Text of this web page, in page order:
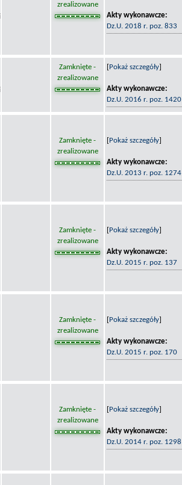
zrealizowane
Akty wykonawcze:
Dz.U. 2018 r. poz. 833
Zamknięte -
zrealizowane
Pokaż szczegóły
Akty wykonawcze:
Dz.U. 2016 r. poz. 1420
Zamknięte -
zrealizowane
Pokaż szczegóły
Akty wykonawcze:
Dz.U. 2013 r. poz. 1274
Zamknięte -
zrealizowane
Pokaż szczegóły
Akty wykonawcze:
Dz.U. 2015 r. poz. 137
Zamknięte -
zrealizowane
Pokaż szczegóły
Akty wykonawcze:
Dz.U. 2015 r. poz. 170
Zamknięte -
zrealizowane
Pokaż szczegóły
Akty wykonawcze:
Dz.U. 2014 r. poz. 1298